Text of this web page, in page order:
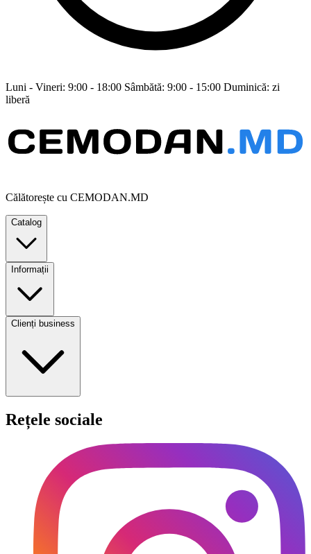
Luni - Vineri: 9:00 - 18:00 Sâmbătă: 9:00 - 15:00 Duminică: zi
liberă
Călătorește cu CEMODAN.MD
Catalog
Informații
Clienți business
Rețele sociale